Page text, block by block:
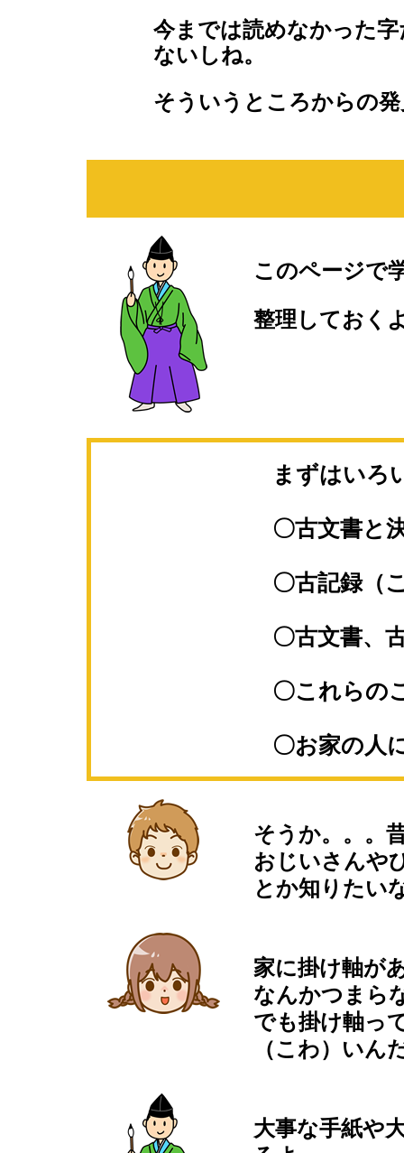
今までは読めなかった
ないしね。
そういうところからの
このページで
整理しておく
まずはいろ
〇古文書と
〇古記録（
〇古文書、
〇これらの
〇お家の人
そうか。。。
おじいさんや
とか知りたい
家に掛け軸が
なんかつまら
でも掛け軸っ
（こわ）いん
大事な手紙や